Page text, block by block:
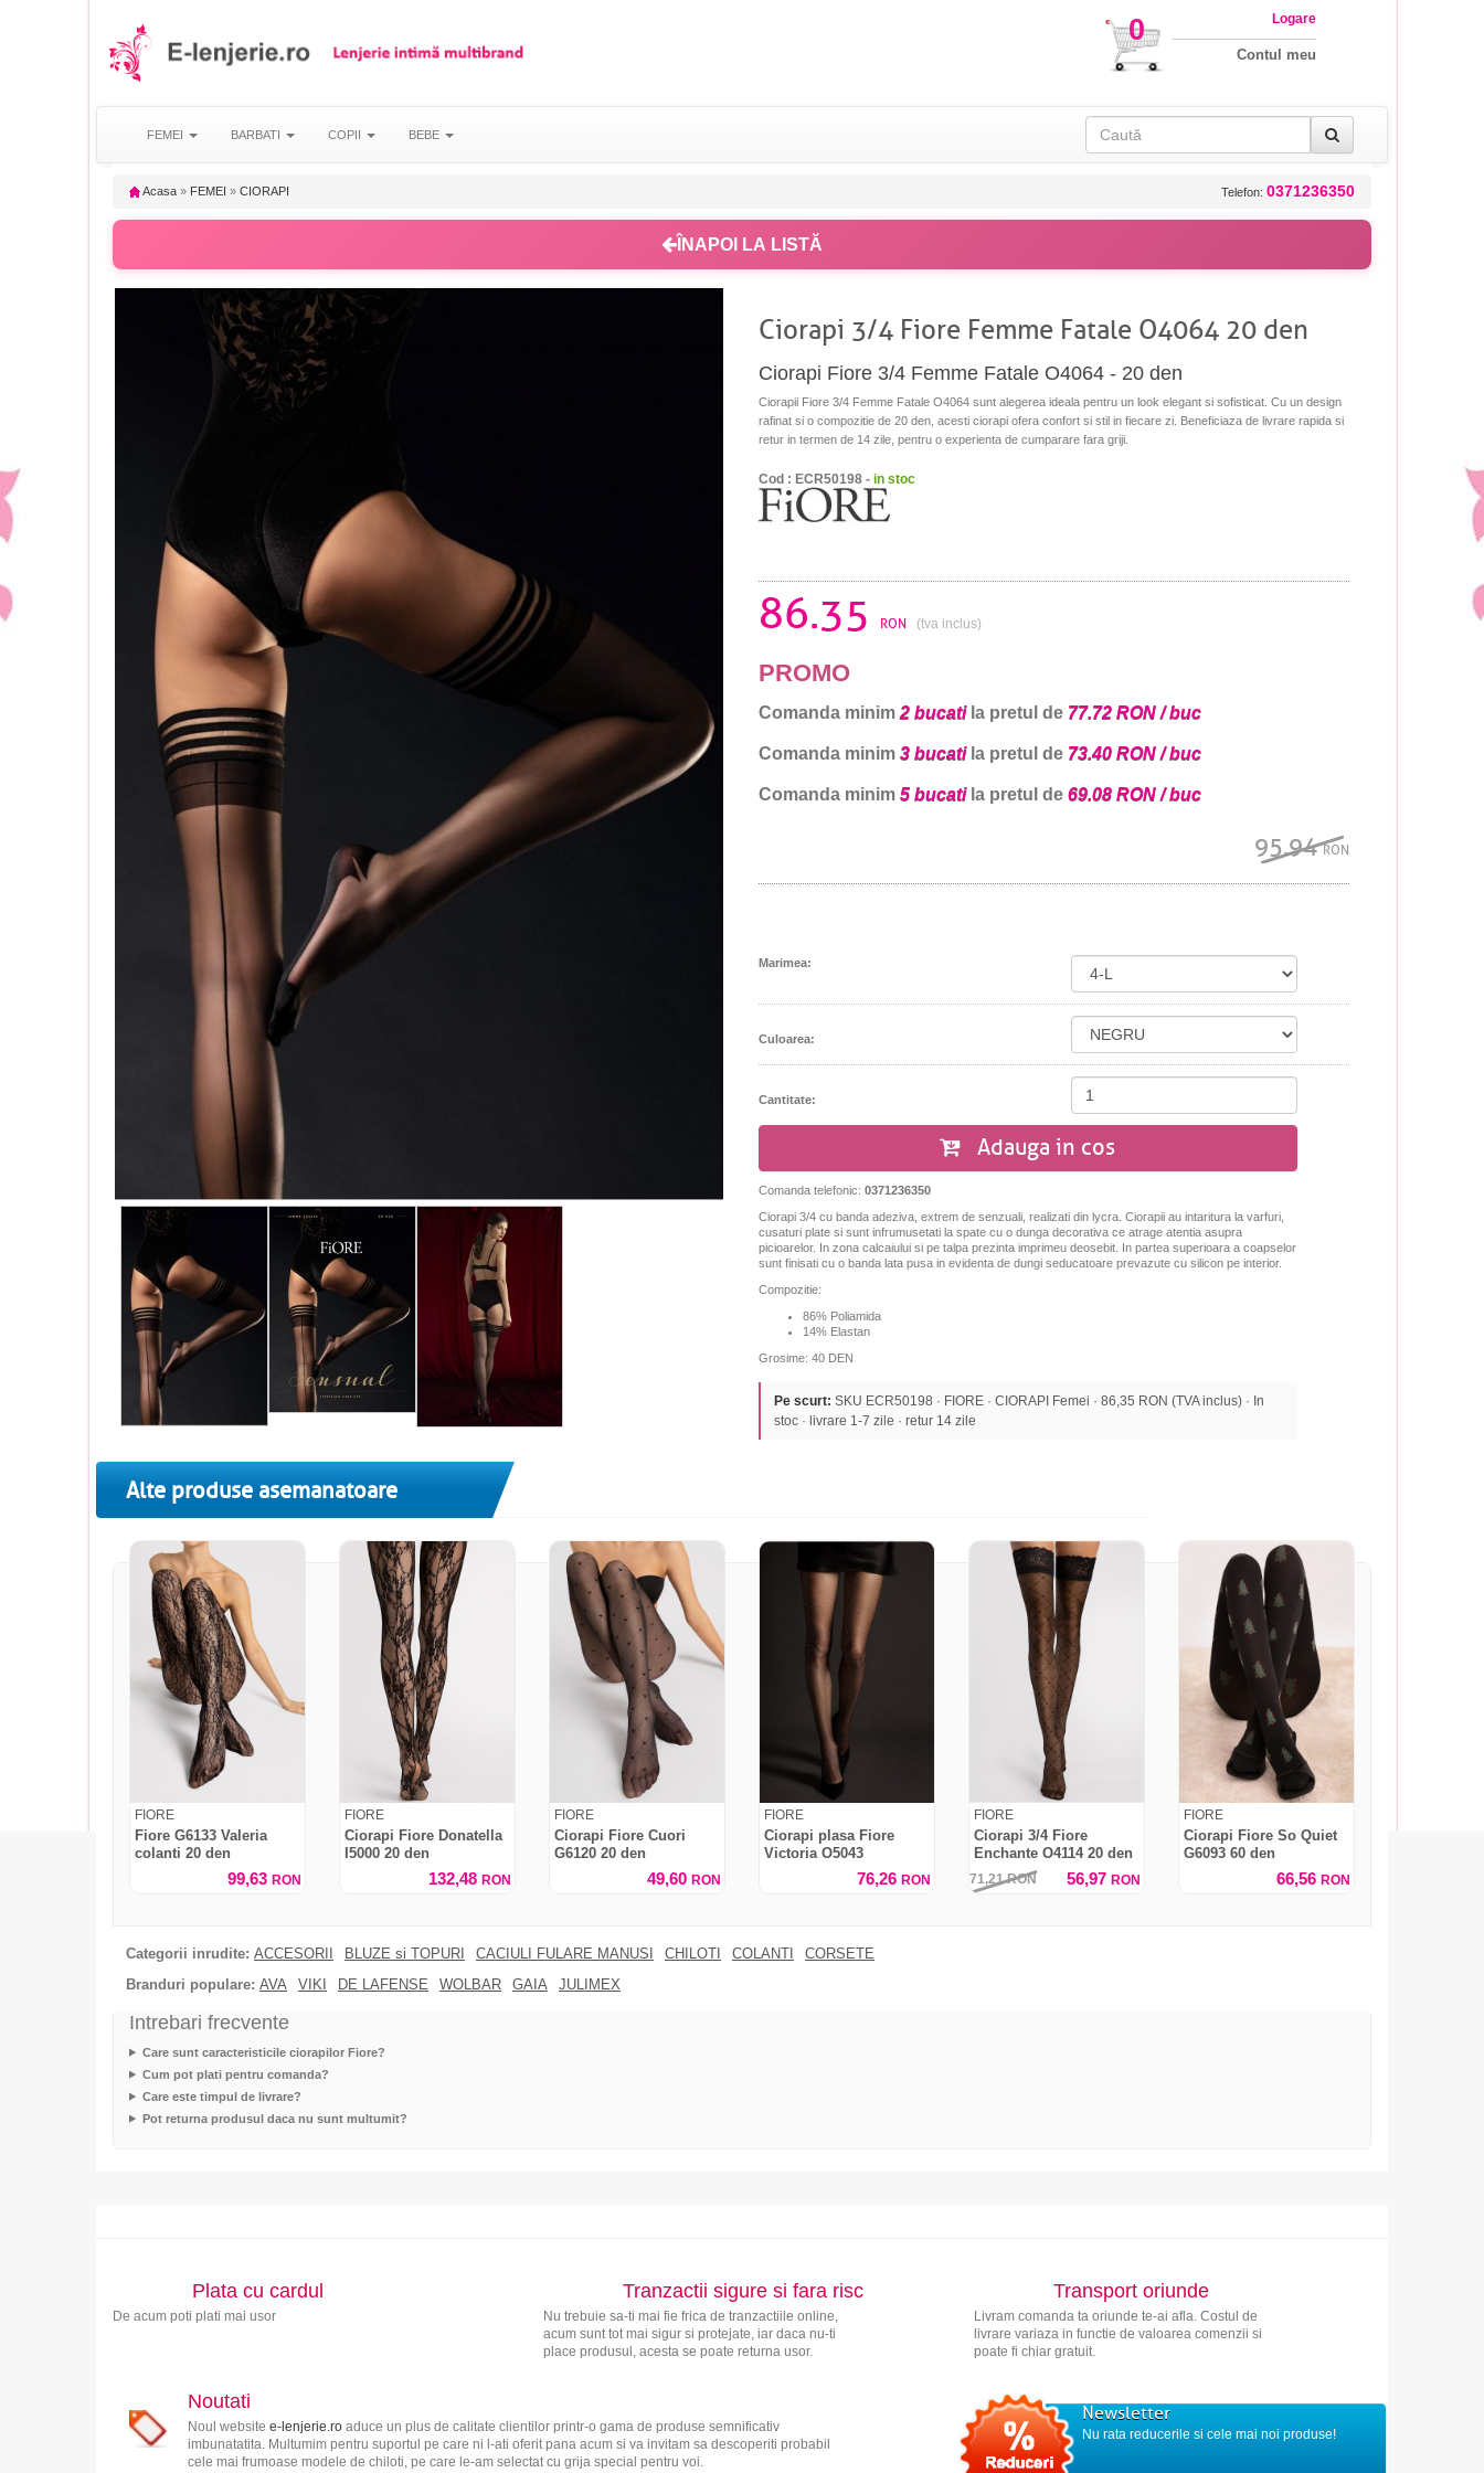
0 Logare
Contul meu
FEMEI BARBATI COPII BEBE
Acasa » FEMEI » CIORAPI Telefon: 0371236350
ÎNAPOI LA LISTĂ
Ciorapi 3/4 Fiore Femme Fatale O4064 20 den
Ciorapi Fiore 3/4 Femme Fatale O4064 - 20 den
Ciorapii Fiore 3/4 Femme Fatale O4064 sunt alegerea ideala pentru un look elegant si sofisticat. Cu un design
rafinat si o compozitie de 20 den, acesti ciorapi ofera confort si stil in fiecare zi. Beneficiaza de livrare rapida si
retur in termen de 14 zile, pentru o experienta de cumparare fara griji.
Cod : ECR50198 - in stoc
86.35 RON (tva inclus)
PROMO
Comanda minim 2 bucatila pretul de 77.72 RON / buc
Comanda minim 3 bucatila pretul de 73.40 RON / buc
Comanda minim 5 bucatila pretul de 69.08 RON / buc
95.94RON
Marimea:
Culoarea:
Cantitate:
Adauga in cos
Comanda telefonic: 0371236350
Ciorapi 3/4 cu banda adeziva, extrem de senzuali, realizati din lycra. Ciorapii au intaritura la varfuri,
cusaturi plate si sunt infrumusetati la spate cu o dunga decorativa ce atrage atentia asupra
picioarelor. In zona calcaiului si pe talpa prezinta imprimeu deosebit. In partea superioara a coapselor
sunt finisati cu o banda lata pusa in evidenta de dungi seducatoare prevazute cu silicon pe interior.
Compozitie:
86% Poliamida
14% Elastan
Grosime: 40 DEN
Pe scurt: SKU ECR50198 · FIORE · CIORAPI Femei · 86,35 RON (TVA inclus) · In
stoc · livrare 1-7 zile · retur 14 zile
Alte produse asemanatoare
FIORE
Fiore G6133 Valeria
colanti 20 den
99,63 RON
FIORE
Ciorapi Fiore Donatella
I5000 20 den
132,48 RON
FIORE
Ciorapi Fiore Cuori
G6120 20 den
49,60 RON
FIORE
Ciorapi plasa Fiore
Victoria O5043
76,26 RON
FIORE
Ciorapi 3/4 Fiore
Enchante O4114 20 den
71,21RON 56,97 RON
FIORE
Ciorapi Fiore So Quiet
G6093 60 den
66,56 RON
Categorii inrudite: ACCESORII BLUZE si TOPURI CACIULI FULARE MANUSI CHILOTI COLANTI
CORSETE
Branduri populare: AVA VIKI DE LAFENSE WOLBAR GAIA JULIMEX
Intrebari frecvente
Care sunt caracteristicile ciorapilor Fiore?
Cum pot plati pentru comanda?
Care este timpul de livrare?
Pot returna produsul daca nu sunt multumit?
Plata cu cardul
De acum poti plati mai usor
Tranzactii sigure si fara risc
Nu trebuie sa-ti mai fie frica de tranzactiile online,
acum sunt tot mai sigur si protejate, iar daca nu-ti
place produsul, acesta se poate returna usor.
Transport oriunde
Livram comanda ta oriunde te-ai afla. Costul de
livrare variaza in functie de valoarea comenzii si
poate fi chiar gratuit.
Noutati
Noul website e-lenjerie.roaduce un plus de calitate clientilor printr-o gama de produse semnificativ
imbunatatita. Multumim pentru suportul pe care ni l-ati oferit pana acum si va invitam sa descoperiti probabil
cele mai frumoase modele de chiloti, pe care le-am selectat cu grija special pentru voi.
Newsletter
Nu rata reducerile si cele mai noi produse!